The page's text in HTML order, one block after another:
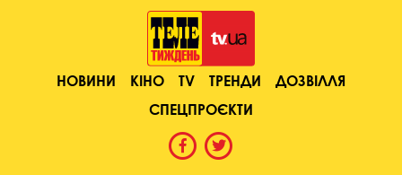
НОВИНИ КІНО TV ТРЕНДИ
ДОЗВІЛЛЯ
СПЕЦПРОЄКТИ